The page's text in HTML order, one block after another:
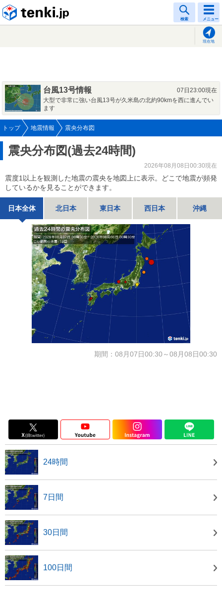
検索 メニュー
現在地
台風13号情報
07日23:00現在
大型で非常に強い台風13号が久米島の北約90kmを西に進んでい
ます
トップ 地震情報 震央分布図
震央分布図(過去24時間)
2026年08月08日00:30現在
震度1以上を観測した地震の震央を地図上に表示。どこで地震が頻発
しているかを見ることができます。
日本全体 北日本 東日本 西日本 沖縄
期間：08月07日00:30～08月08日00:30
24時間
7日間
30日間
100日間